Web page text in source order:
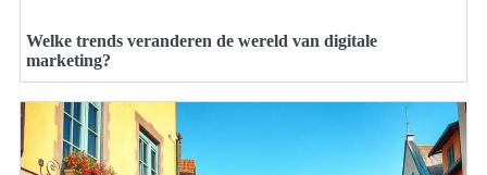
Welke trends veranderen de wereld van digitale
marketing?